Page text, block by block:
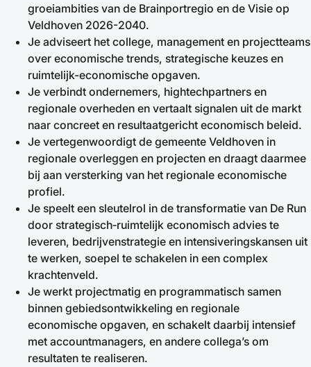
groeiambities van de Brainportregio en de Visie op
Veldhoven 2026-2040.
Je adviseert het college, management en projectteams
over economische trends, strategische keuzes en
ruimtelijk-economische opgaven.
Je verbindt ondernemers, hightechpartners en
regionale overheden en vertaalt signalen uit de markt
naar concreet en resultaatgericht economisch beleid.
Je vertegenwoordigt de gemeente Veldhoven in
regionale overleggen en projecten en draagt daarmee
bij aan versterking van het regionale economische
profiel.
Je speelt een sleutelrol in de transformatie van De Run
door strategisch‑ruimtelijk economisch advies te
leveren, bedrijvenstrategie en intensiveringskansen uit
te werken, soepel te schakelen in een complex
krachtenveld.
Je werkt projectmatig en programmatisch samen
binnen gebiedsontwikkeling en regionale
economische opgaven, en schakelt daarbij intensief
met accountmanagers, en andere collega’s om
resultaten te realiseren.